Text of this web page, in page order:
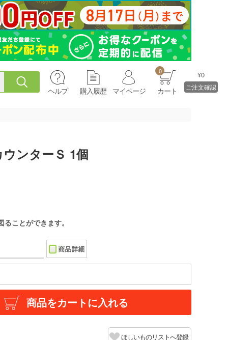
ヘルプ 購入履歴 マイページ
0
カート
¥0
ご注文確認
ンターＳ 1個
ことができます。
商品をカートに入れる
ほしいものリストへ登録